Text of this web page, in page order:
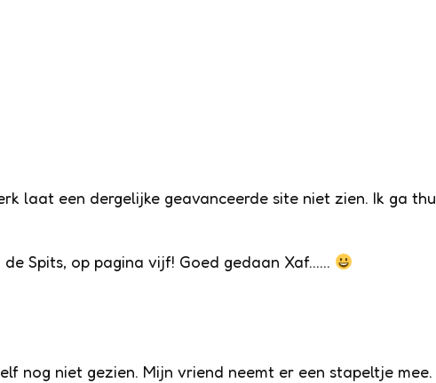
laat een dergelijke geavanceerde site niet zien. Ik ga
Spits, op pagina vijf! Goed gedaan Xaf……
nog niet gezien. Mijn vriend neemt er een stapeltje mee.